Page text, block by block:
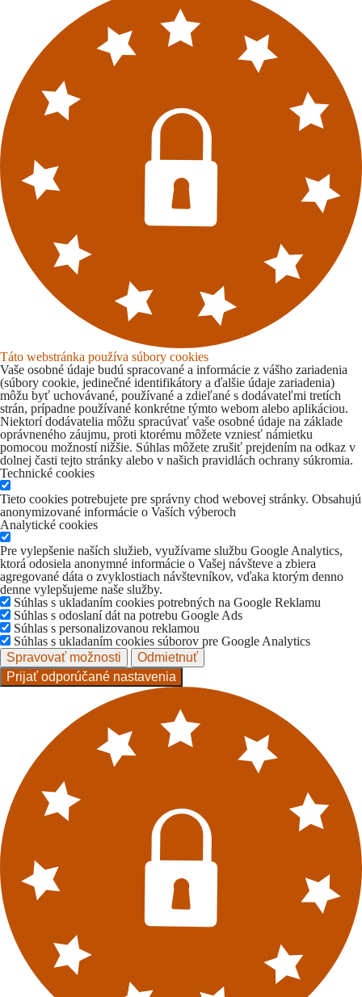
Táto webstránka používa súbory cookies
Vaše osobné údaje budú spracované a informácie z vášho zariadenia
(súbory cookie, jedinečné identifikátory a ďalšie údaje zariadenia)
môžu byť uchovávané, používané a zdieľané s dodávateľmi tretích
strán, prípadne používané konkrétne týmto webom alebo aplikáciou.
Niektorí dodávatelia môžu spracúvať vaše osobné údaje na základe
oprávneného záujmu, proti ktorému môžete vzniesť námietku
pomocou možností nižšie. Súhlas môžete zrušiť prejdením na odkaz v
dolnej časti tejto stránky alebo v našich pravidlách ochrany súkromia.
Technické cookies
Tieto cookies potrebujete pre správny chod webovej stránky. Obsahujú
anonymizované informácie o Vaších výberoch
Analytické cookies
Pre vylepšenie naších služieb, využívame službu Google Analytics,
ktorá odosiela anonymné informácie o Vašej návšteve a zbiera
agregované dáta o zvyklostiach návštevníkov, vďaka ktorým denno
denne vylepšujeme naše služby.
Súhlas s ukladaním cookies potrebných na Google Reklamu
Súhlas s odoslaní dát na potrebu Google Ads
Súhlas s personalizovanou reklamou
Súhlas s ukladaním cookies súborov pre Google Analytics
Spravovať možnosti
Odmietnuť
Prijať odporúčané nastavenia